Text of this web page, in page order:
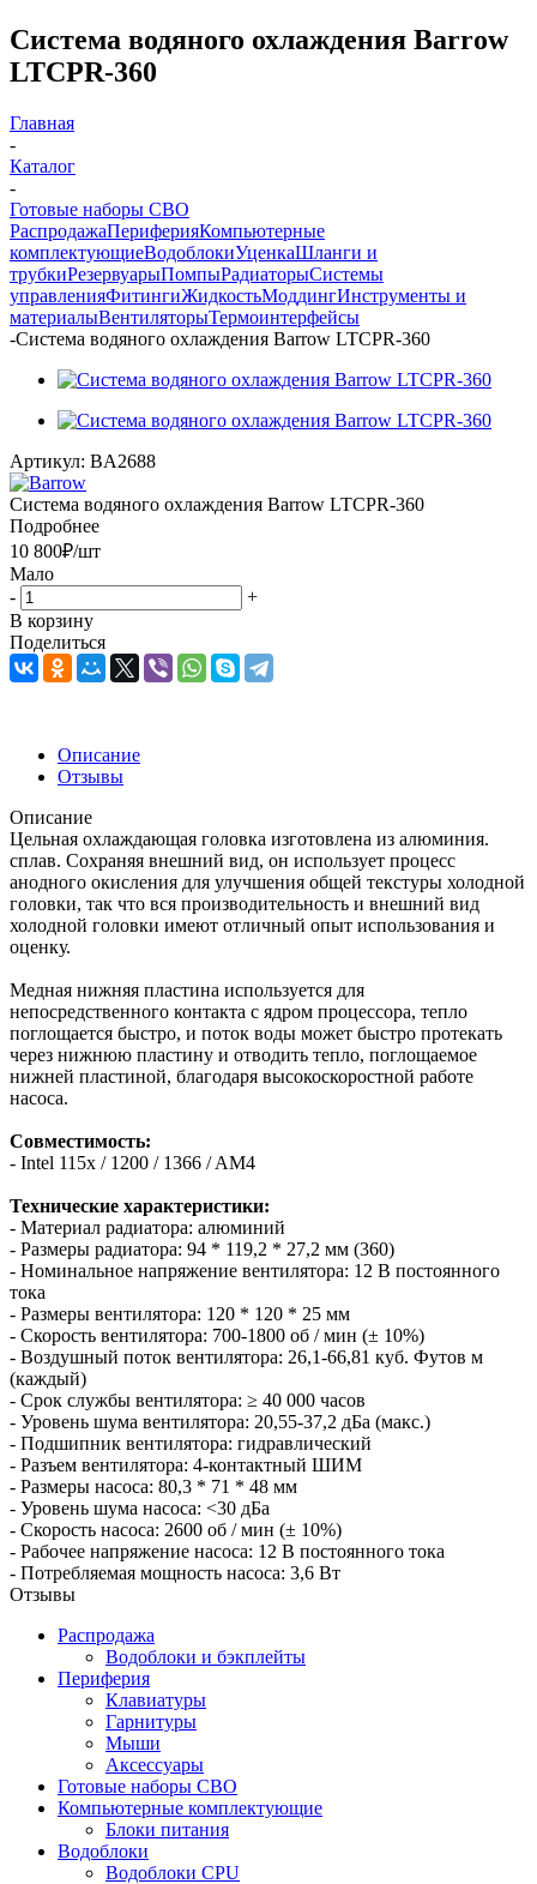
Система водяного охлаждения Barrow
LTCPR-360
Главная
-
Каталог
-
Готовые наборы СВО
РаспродажаПериферияКомпьютерные
комплектующиеВодоблокиУценкаШланги и
трубкиРезервуарыПомпыРадиаторыСистемы
управленияФитингиЖидкостьМоддингИнструменты и
материалыВентиляторыТермоинтерфейсы
-Система водяного охлаждения Barrow LTCPR-360
Артикул: BA2688
Система водяного охлаждения Barrow LTCPR-360
Подробнее
10 800₽/шт
Мало
-
+
В корзину
Поделиться
Описание
Отзывы
Описание
Цельная охлаждающая головка изготовлена ​​из алюминия.
сплав. Сохраняя внешний вид, он использует процесс
анодного окисления для улучшения общей текстуры холодной
головки, так что вся производительность и внешний вид
холодной головки имеют отличный опыт использования и
оценку.
Медная нижняя пластина используется для
непосредственного контакта с ядром процессора, тепло
поглощается быстро, и поток воды может быстро протекать
через нижнюю пластину и отводить тепло, поглощаемое
нижней пластиной, благодаря высокоскоростной работе
насоса.
Совместимость:
- Intel 115x / 1200 / 1366 / AM4
Технические характеристики:
- Материал радиатора: алюминий
- Размеры радиатора: 94 * 119,2 * 27,2 мм (360)
- Номинальное напряжение вентилятора: 12 В постоянного
тока
- Размеры вентилятора: 120 * 120 * 25 мм
- Скорость вентилятора: 700-1800 об / мин (± 10%)
- Воздушный поток вентилятора: 26,1-66,81 куб. Футов м
(каждый)
- Срок службы вентилятора: ≥ 40 000 часов
- Уровень шума вентилятора: 20,55-37,2 дБа (макс.)
- Подшипник вентилятора: гидравлический
- Разъем вентилятора: 4-контактный ШИМ
- Размеры насоса: 80,3 * 71 * 48 мм
- Уровень шума насоса: <30 дБа
- Скорость насоса: 2600 об / мин (± 10%)
- Рабочее напряжение насоса: 12 В постоянного тока
- Потребляемая мощность насоса: 3,6 Вт
Отзывы
Распродажа
Водоблоки и бэкплейты
Периферия
Клавиатуры
Гарнитуры
Мыши
Аксессуары
Готовые наборы СВО
Компьютерные комплектующие
Блоки питания
Водоблоки
Водоблоки CPU